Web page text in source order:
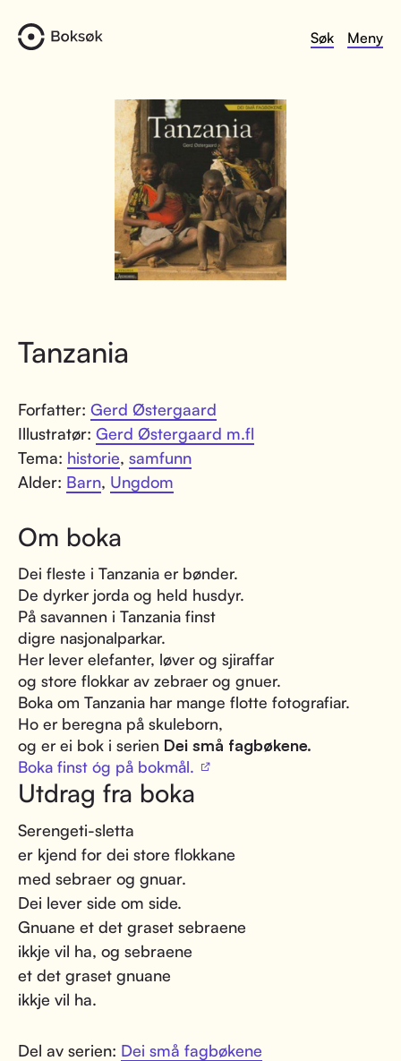
Søk Meny
Tanzania
Forfatter: Gerd Østergaard
Illustratør: Gerd Østergaard m.fl
Tema: historie, samfunn
Alder: Barn, Ungdom
Om boka
Dei fleste i Tanzania er bønder.
De dyrker jorda og held husdyr.
På savannen i Tanzania finst
digre nasjonalparkar.
Her lever elefanter, løver og sjiraffar
og store flokkar av zebraer og gnuer.
Boka om Tanzania har mange flotte fotografiar.
Ho er beregna på skuleborn,
og er ei bok i serien Dei små fagbøkene.
Boka finst óg på bokmål.
Utdrag fra boka
Serengeti-sletta
er kjend for dei store flokkane
med sebraer og gnuar.
Dei lever side om side.
Gnuane et det graset sebraene
ikkje vil ha, og sebraene
et det graset gnuane
ikkje vil ha.
Del av serien: Dei små fagbøkene